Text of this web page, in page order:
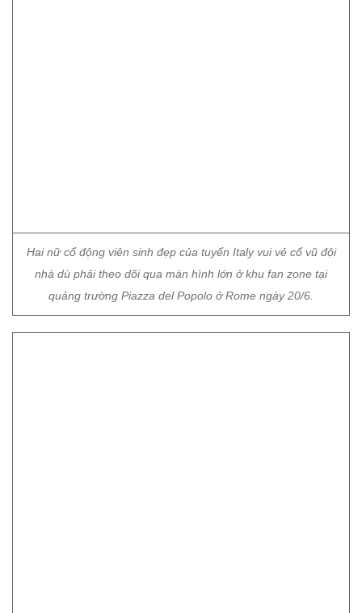
Hai nữ cổ động viên sinh đẹp của tuyển Italy vui vẻ cổ vũ đội
nhà dù phải theo dõi qua màn hình lớn ở khu fan zone tại
quảng trường Piazza del Popolo ở Rome ngày 20/6.